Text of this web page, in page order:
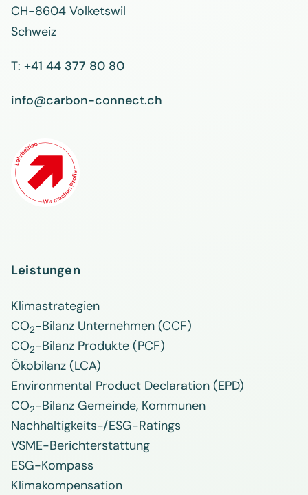
CH-8604 Volketswil
Schweiz
T: +41 44 377 80 80
info@carbon-connect.ch
Leistungen
Klimastrategien
CO2-Bilanz Unternehmen (CCF)
CO2-Bilanz Produkte (PCF)
Ökobilanz (LCA)
Environmental Product Declaration (EPD)
CO2-Bilanz Gemeinde, Kommunen
Nachhaltigkeits-/ESG-Ratings
VSME-Berichterstattung
ESG-Kompass
Klimakompensation